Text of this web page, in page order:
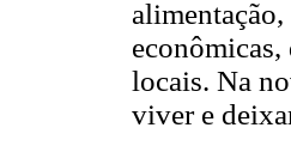
locais. Na
viver e